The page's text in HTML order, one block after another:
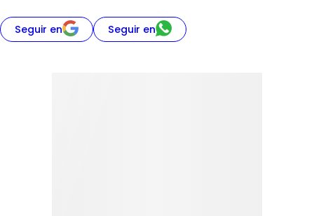
Seguir en Seguir en